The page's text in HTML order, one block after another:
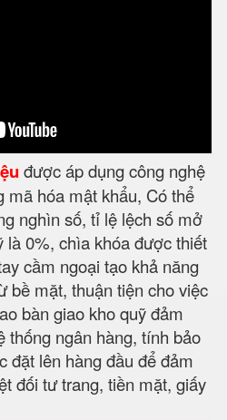
được áp dụng công nghệ
mã hóa mật khẩu, Có thể
nghìn số, tỉ lệ lệch số mở
là 0%, chìa khóa được thiết
cầm ngoại tạo khả năng
bề mặt, thuận tiện cho việc
bàn giao kho quỹ đảm
thống ngân hàng, tính bảo
đặt lên hàng đầu để đảm
đối tư trang, tiền mặt, giấy